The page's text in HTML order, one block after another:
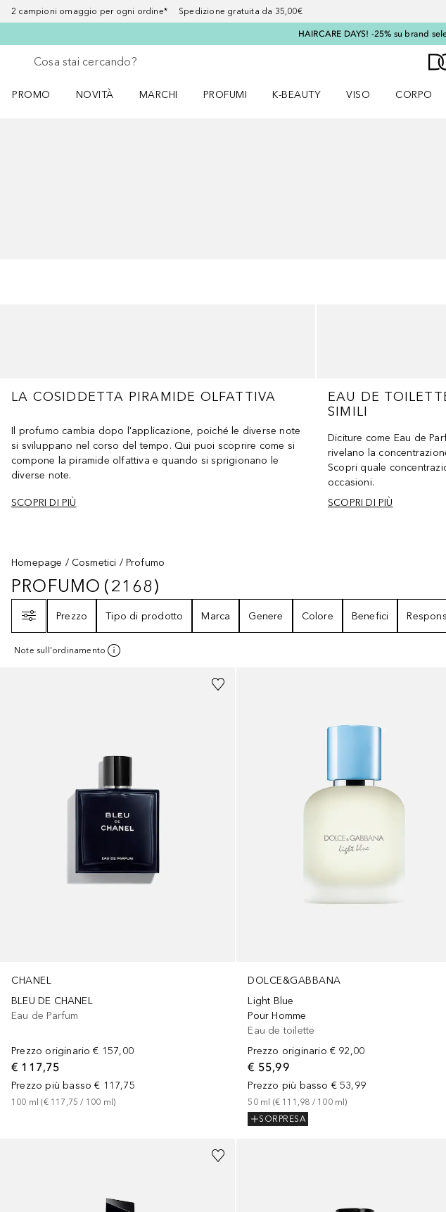
2 campioni omaggio per ogni ordine* Spedizione gratuita da 35,00€
HAIRCARE DAYS! -25% su brand
Torna indietro
Esegui ricerca
PROMO
NOVITÀ
MARCHI
PROFUMI
K-BEAUTY
VISO
CORPO
LA COSIDDETTA PIRAMIDE OLFATTIVA
Il profumo cambia dopo l'applicazione, poiché le diverse note
si sviluppano nel corso del tempo. Qui puoi scoprire come si
compone la piramide olfattiva e quando si sprigionano le
diverse note.
SCOPRI DI PIÙ
EAU DE
SIMILI
Diciture come Eau de
rivelano la
Scopri quale
occasioni.
SCOPRI DI PIÙ
Homepage Cosmetici Profumo
PROFUMO2168
PROFUMO (2168)
Prezzo
Tipo di prodotto Marca Genere Colore Benefici
Note sull'ordinamento
CHANEL
BLEU DE CHANEL
Eau de Parfum
Prezzo originario € 157,00
€ 117,75
Prezzo più basso € 117,75
100 ml (€ 117,75 / 100 ml)
DOLCE&GABBANA
Light Blue
Pour Homme
Eau de toilette
Prezzo originario € 92,00
€ 55,99
Prezzo più basso € 53,99
50 ml (€ 111,98 / 100 ml)
SORPRESA